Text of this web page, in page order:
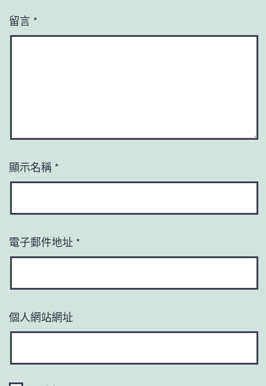
留言 *
顯示名稱 *
電子郵件地址 *
個人網站網址